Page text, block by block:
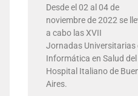
Desde el 02 al 04 de
noviembre de 2022 se
a cabo las XVII
Jornadas Universitarias
Informática en Salud del
Hospital Italiano de
Aires.